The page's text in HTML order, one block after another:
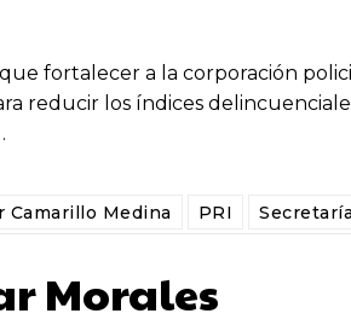
fortalecer a la corporación
reducir los índices
Camarillo Medina PRI
Morales